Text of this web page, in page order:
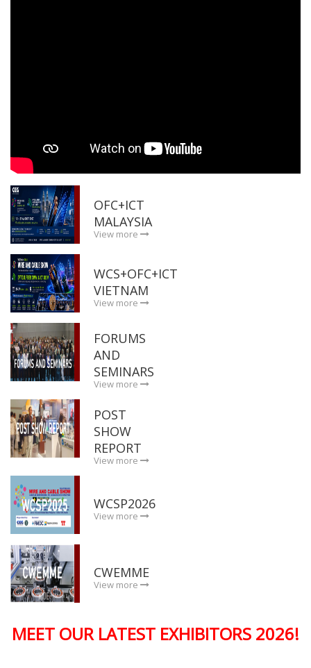
OFC+ICT
MALAYSIA
View more
WCS+OFC+ICT
VIETNAM
View more
FORUMS
AND
SEMINARS
View more
POST
SHOW
REPORT
View more
WCSP2026
View more
CWEMME
View more
MEET OUR LATEST EXHIBITORS 2026!